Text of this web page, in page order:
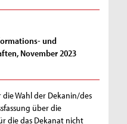
und
November 2023
Wahl der Dekanin/des
über die
die das Dekanat nicht